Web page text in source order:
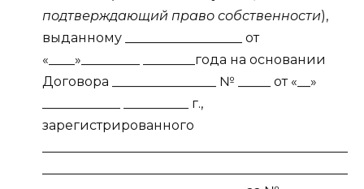
подтверждающий право собственности),
выданному __________________ от
«____»_________ ________года на основании
Договора ________________ № _____ от «__»
____________ __________ г.,
зарегистрированного